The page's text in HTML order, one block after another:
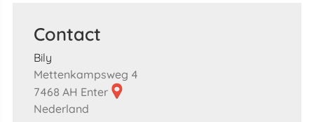
Contact
Bily
Mettenkampsweg 4
7468 AH Enter
Nederland